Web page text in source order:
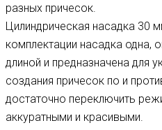
разных причесок.
Цилиндрическая насадка 30
комплектации насадка одна,
длиной и предназначена для
создания причесок по и
достаточно переключить
аккуратными и красивыми.